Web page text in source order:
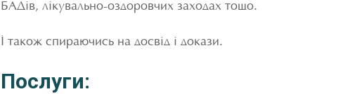
БАДів, лікувально-оздоровчих заходах тощо.
І також спираючись на досвід і докази.
Послуги: